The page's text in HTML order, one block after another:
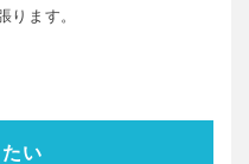
ります。
い